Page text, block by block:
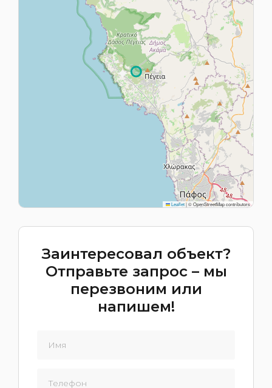
Leaflet|© OpenStreetMap contributors
Заинтересовал объект?
Отправьте запрос – мы
перезвоним или
напишем!